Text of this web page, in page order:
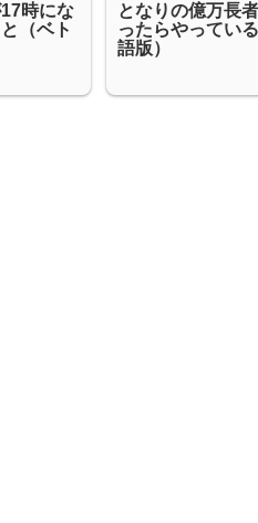
時にな
（ベト
となりの億万長
ったらやってい
語版）